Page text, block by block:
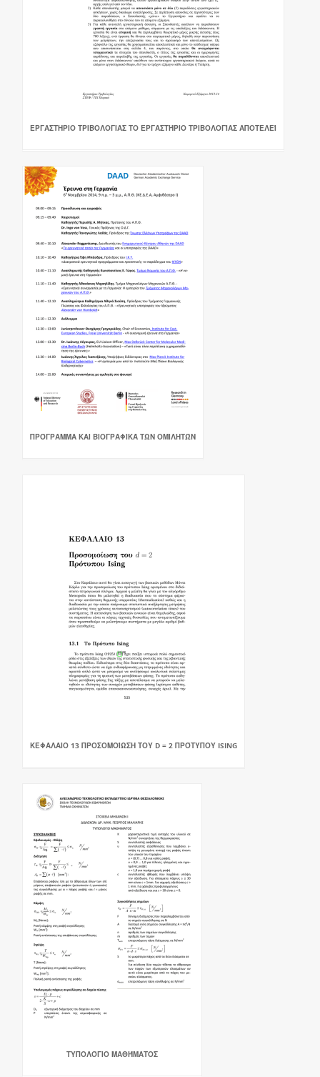
ΕΡΓΑΣΤΗΡΙΟ ΤΡΙΒΟΛΟΓΙΑΣ ΤΟ ΕΡΓΑΣΤΉΡΙΟ ΤΡΙΒΟΛΟΓΊΑΣ ΑΠΟΤΕΛΕΊ
ΠΡΌΓΡΑΜΜΑ ΚΑΙ ΒΙΟΓΡΑΦΙΚΆ ΤΩΝ ΟΜΙΛΗΤΏΝ
ΚΕΦΑΛΑΙΟ 13 ΠΡΟΣΟΜΟΊΩΣΗ ΤΟΥ D = 2 ΠΡΌΤΥΠΟΥ ISING
ΤΥΠΟΛΌΓΙΟ ΜΑΘΉΜΑΤΟΣ